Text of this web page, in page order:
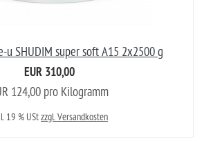
u SHUDIM super soft A15 2x2500 g
EUR 310,00
124,00 pro Kilogramm
19 % UStzzgl. Versandkosten